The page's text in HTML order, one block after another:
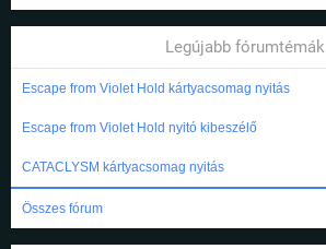
Legújabb fórumtémák
Escape from Violet Hold kártyacsomag nyitás
Escape from Violet Hold nyitó kibeszélő
CATACLYSM kártyacsomag nyitás
Összes fórum